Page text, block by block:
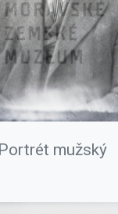
Portrét mužský